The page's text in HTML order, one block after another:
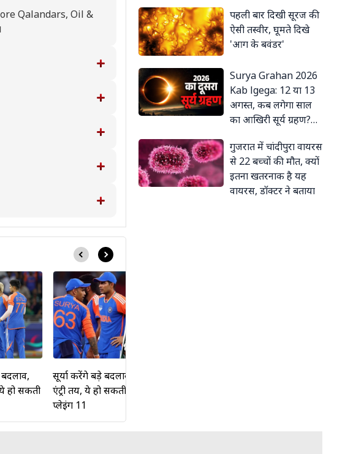
Qalandars, Oil &
हो सकती
सूर्या करेंगे बड़े बदलाव... इन 2 खिलाड़ियों की
एंट्री तय, ये हो सकती है IND-PAK की
प्लेइंग 11
पहली बार दिखी सूरज की
ऐसी तस्वीर, घूमते दिखे
'आग के बवंडर'
Surya Grahan 2026
Kab lgega: 12 या 13
अगस्त, कब लगेगा साल
का आखिरी सूर्य ग्रहण?
गुजरात में चांदीपुरा वायरस
से 22 बच्चों की मौत, क्यों
इतना खतरनाक है यह
वायरस, डॉक्टर ने बताया